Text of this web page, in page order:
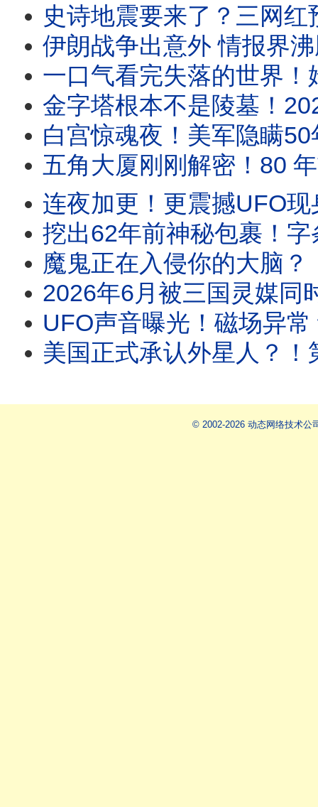
史诗地震要来了？三网红预言家
伊朗战争出意外 情报界沸腾！美F15战机飞行
一口气看完失落的世界！姆大陆、小矮人世界、索
金字塔根本不是陵墓！2025雷达最新发现：它
白宫惊魂夜！美军隐瞒50年的UFO黑幕：当年被
五角大厦刚刚解密！80 年前坠
连夜加更！更震撼UFO现身美军基地敏感区 当众空中
挖出62年前神秘包裹！字条指定“买
魔鬼正在入侵你的大脑？！美国顶级驱魔师亲口揭露
2026年6月被三国灵媒同时点名！“六月风暴”全面解
UFO声音曝光！磁场异常 动物疯了！巴西
美国正式承认外星人？！第一批UAP 古
© 2002-2026 动态网络技术公